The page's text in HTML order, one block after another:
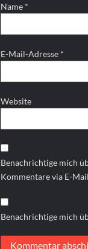
Name *
E-Mail-Adresse *
Website
Benachrichtige mich
Kommentare via E-
Benachrichtige mich